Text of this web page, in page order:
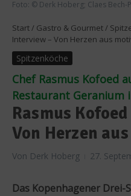
Foto: © Derk Hoberg; Claes Bech-
Start / Gastro & Gourmet /
Interview – Von Herzen aus
Spitzenköche
Chef Rasmus Kofoed
Restaurant Geranium
Rasmus
Von Herzen
Von Derk Hoberg 27.
Das Kopenhagener